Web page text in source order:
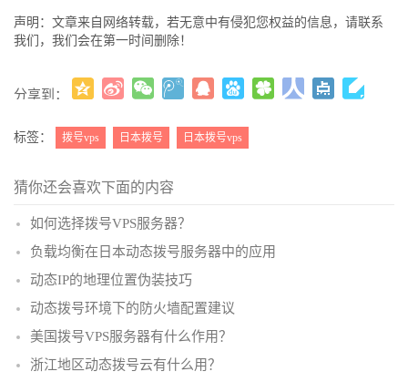
声明：文章来自网络转载，若无意中有侵犯您权益的信息，请联系
我们，我们会在第一时间删除！
分享到：
标签： 拨号vps 日本拨号 日本拨号vps
猜你还会喜欢下面的内容
如何选择拨号VPS服务器？
负载均衡在日本动态拨号服务器中的应用
动态IP的地理位置伪装技巧
动态拨号环境下的防火墙配置建议
美国拨号VPS服务器有什么作用？
浙江地区动态拨号云有什么用？